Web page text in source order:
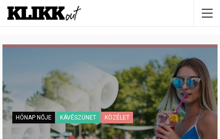
HÓNAP NŐJE KÁVÉSZÜNET KÖZÉLET